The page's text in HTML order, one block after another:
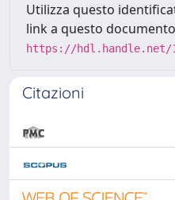
Utilizza questo
link a questo
https://hdl.handle.net/
Citazioni